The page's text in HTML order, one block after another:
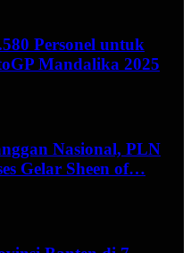
Personel untuk
Mandalika 2025
Nasional, PLN
Gelar Sheen of…